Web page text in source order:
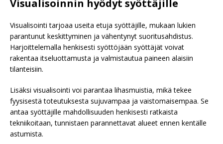
Visualisoinnin hyödyt syöttäjille
Visualisointi tarjoaa useita etuja syöttäjille, mukaan lukien
parantunut keskittyminen ja vähentynyt suoritusahdistus.
Harjoittelemalla henkisesti syöttöjään syöttäjät voivat
rakentaa itseluottamusta ja valmistautua paineen alaisiin
tilanteisiin.
Lisäksi visualisointi voi parantaa lihasmuistia, mikä tekee
fyysisestä toteutuksesta sujuvampaa ja vaistomaisempaa. Se
antaa syöttäjille mahdollisuuden henkisesti ratkaista
tekniikoitaan, tunnistaen parannettavat alueet ennen kentälle
astumista.